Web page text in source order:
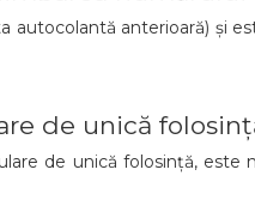
anterioară) și
de unică
de unică folosință, este